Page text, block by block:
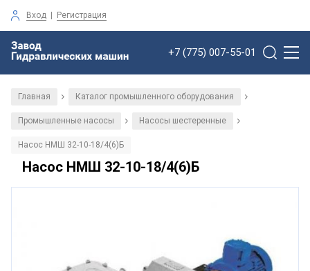
Вход | Регистрация
+7 (775) 007-55-01
Главная / Каталог промышленного оборудования /
Промышленные насосы / Насосы шестеренные /
Насос НМШ 32-10-18/4(6)Б
Насос НМШ 32-10-18/4(6)Б